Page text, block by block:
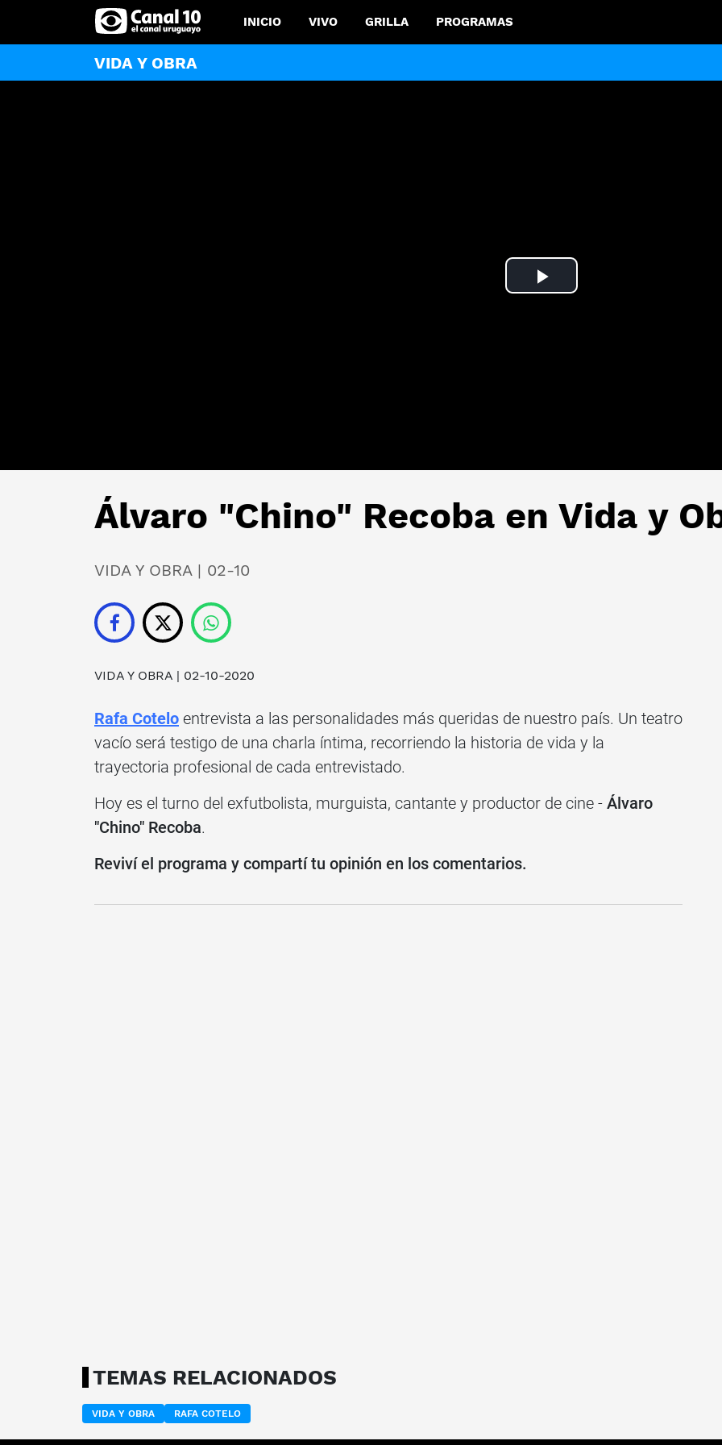
INICIO VIVO GRILLA PROGRAMAS
VIDA Y OBRA
Play
Álvaro "Chino" Recoba en Vida y
VIDA Y OBRA | 02-10
VIDA Y OBRA | 02-10-2020
Rafa Cotelo entrevista a las personalidades más queridas de nuestro país. Un teatro
vacío será testigo de una charla íntima, recorriendo la historia de vida y la
trayectoria profesional de cada entrevistado.
Hoy es el turno del exfutbolista, murguista, cantante y productor de cine - Álvaro
"Chino" Recoba.
Reviví el programa y compartí tu opinión en los comentarios.
TEMAS RELACIONADOS
VIDA Y OBRA RAFA COTELO